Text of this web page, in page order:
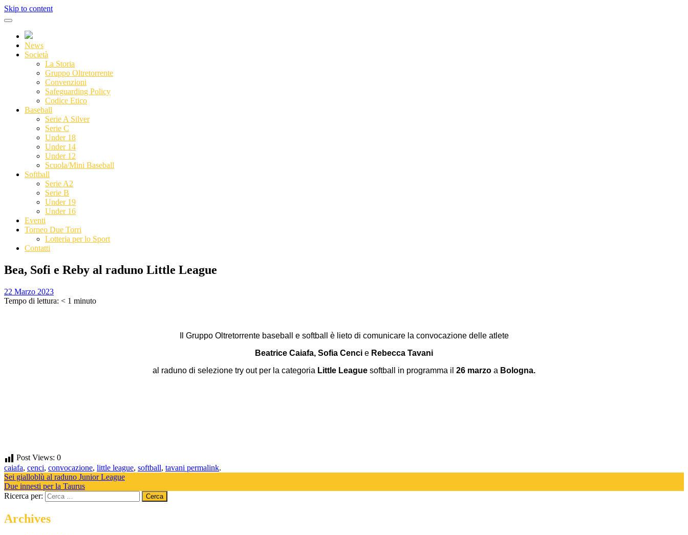
Skip to content
News
Società
La Storia
Gruppo Oltretorrente
Convenzioni
Safeguarding Policy
Codice Etico
Baseball
Serie A Silver
Serie C
Under 18
Under 14
Under 12
Scuola/Mini Baseball
Softball
Serie A2
Serie B
Under 19
Under 16
Eventi
Torneo Due Torri
Lotteria per lo Sport
Contatti
Bea, Sofi e Reby al raduno Little League
22 Marzo 2023
Tempo di lettura: < 1 minuto
Il Gruppo Oltretorrente baseball e softball è lieto di comunicare la convocazione delle atlete
Beatrice Caiafa, Sofia Cenci e Rebecca Tavani
al raduno di selezione try out per la categoria Little League softball in programma il 26 marzo a Bologna.
Post Views: 0
caiafa, cenci, convocazione, little league, softball, tavani permalink.
Sei gialloblù al raduno Junior League
Due innesti per la Taurus
Ricerca per:
Archives